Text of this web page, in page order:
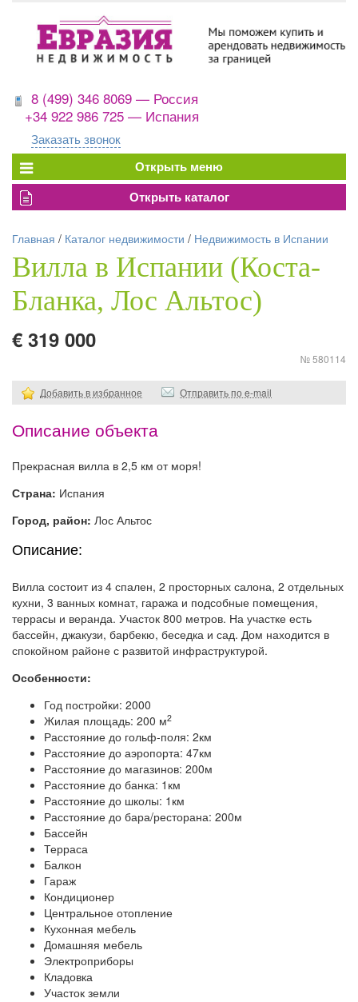
8 (499) 346 8069 — Россия
+34 922 986 725 — Испания
Заказать звонок
Главная / Каталог недвижимости / Недвижимость в Испании
Вилла в Испании (Коста-
Бланка, Лос Альтос)
€ 319 000
№ 580114
Добавить в избранное Отправить по e-mail
Описание объекта
Прекрасная вилла в 2,5 км от моря!
Страна: Испания
Город, район: Лос Альтос
Описание:
Вилла состоит из 4 спален, 2 просторных салона, 2 отдельных
кухни, 3 ванных комнат, гаража и подсобные помещения,
террасы и веранда. Участок 800 метров. На участке есть
бассейн, джакузи, барбекю, беседка и сад. Дом находится в
спокойном районе с развитой инфраструктурой.
Особенности:
Год постройки: 2000
Жилая площадь: 200 м2
Расстояние до гольф-поля: 2км
Расстояние до аэропорта: 47км
Расстояние до магазинов: 200м
Расстояние до банка: 1км
Расстояние до школы: 1км
Расстояние до бара/ресторана: 200м
Бассейн
Терраса
Балкон
Гараж
Кондиционер
Центральное отопление
Кухонная мебель
Домашняя мебель
Электроприборы
Кладовка
Участок земли